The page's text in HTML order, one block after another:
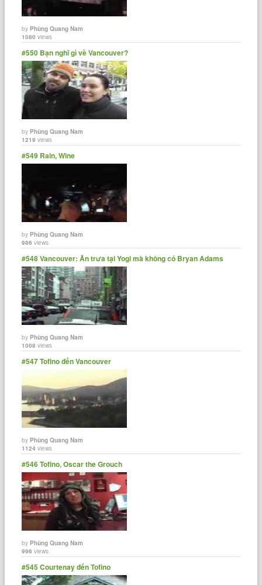
byPhùng Quang Nam
1080 views
#550 Bạn nghĩ gì về Vancouver?
byPhùng Quang Nam
1219 views
#549 Rain, Wine
byPhùng Quang Nam
986 views
#548 Vancouver: Ăn trưa tại Yogi mà không có Bryan Adams
byPhùng Quang Nam
1008 views
#547 Tofino đến Vancouver
byPhùng Quang Nam
1124 views
#546 Tofino, Oscar the Grouch
byPhùng Quang Nam
996 views
#545 Courtenay đến Tofino